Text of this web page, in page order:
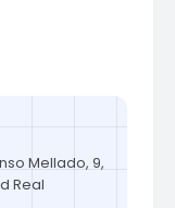
Mellado, 9,
Real